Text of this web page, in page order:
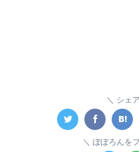
シェ
ぽぽろんを